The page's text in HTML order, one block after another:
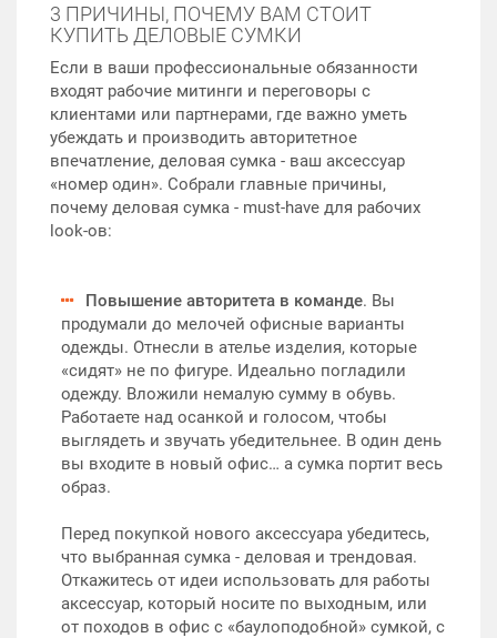
3 ПРИЧИНЫ, ПОЧЕМУ ВАМ СТОИТ
КУПИТЬ ДЕЛОВЫЕ СУМКИ
Если в ваши профессиональные обязанности
входят рабочие митинги и переговоры с
клиентами или партнерами, где важно уметь
убеждать и производить авторитетное
впечатление, деловая сумка - ваш аксессуар
«номер один». Собрали главные причины,
почему деловая сумка - must-have для рабочих
look-ов:
Повышение авторитета в команде. Вы
продумали до мелочей офисные варианты
одежды. Отнесли в ателье изделия, которые
«сидят» не по фигуре. Идеально погладили
одежду. Вложили немалую сумму в обувь.
Работаете над осанкой и голосом, чтобы
выглядеть и звучать убедительнее. В один день
вы входите в новый офис… а сумка портит весь
образ.
Перед покупкой нового аксессуара убедитесь,
что выбранная сумка - деловая и трендовая.
Откажитесь от идеи использовать для работы
аксессуар, который носите по выходным, или
от походов в офис с «баулоподобной» сумкой, с